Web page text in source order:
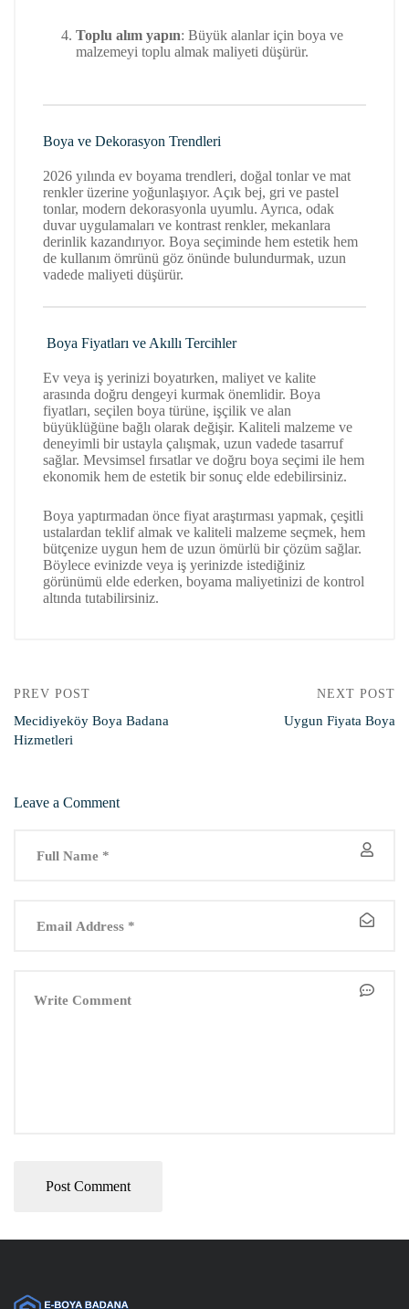
Toplu alım yapın: Büyük alanlar için boya ve
malzemeyi toplu almak maliyeti düşürür.
Boya ve Dekorasyon Trendleri
2026 yılında ev boyama trendleri, doğal tonlar ve mat
renkler üzerine yoğunlaşıyor. Açık bej, gri ve pastel
tonlar, modern dekorasyonla uyumlu. Ayrıca, odak
duvar uygulamaları ve kontrast renkler, mekanlara
derinlik kazandırıyor. Boya seçiminde hem estetik hem
de kullanım ömrünü göz önünde bulundurmak, uzun
vadede maliyeti düşürür.
Boya Fiyatları ve Akıllı Tercihler
Ev veya iş yerinizi boyatırken, maliyet ve kalite
arasında doğru dengeyi kurmak önemlidir. Boya
fiyatları, seçilen boya türüne, işçilik ve alan
büyüklüğüne bağlı olarak değişir. Kaliteli malzeme ve
deneyimli bir ustayla çalışmak, uzun vadede tasarruf
sağlar. Mevsimsel fırsatlar ve doğru boya seçimi ile hem
ekonomik hem de estetik bir sonuç elde edebilirsiniz.
Boya yaptırmadan önce fiyat araştırması yapmak, çeşitli
ustalardan teklif almak ve kaliteli malzeme seçmek, hem
bütçenize uygun hem de uzun ömürlü bir çözüm sağlar.
Böylece evinizde veya iş yerinizde istediğiniz
görünümü elde ederken, boyama maliyetinizi de kontrol
altında tutabilirsiniz.
PREV POST
Mecidiyeköy Boya Badana
Hizmetleri
NEXT POST
Uygun Fiyata Boya
Leave a Comment